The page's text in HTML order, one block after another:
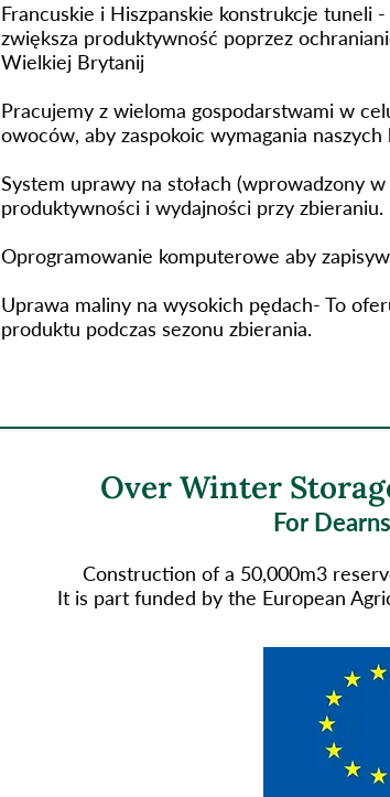
Francuskie i Hiszpanskie konstrukcje tuneli
zwiększa produktywność poprzez
Wielkiej Brytanij
Pracujemy z wieloma gospodarstwami w
owoców, aby zaspokoic wymagania naszych
System uprawy na stołach (wprowadzony
produktywności i wydajności przy zbieraniu.
Oprogramowanie komputerowe aby
Uprawa maliny na wysokich pędach- To
produktu podczas sezonu zbierania.
Over Winter
For
Construction of a 50,000m3
It is part funded by the European